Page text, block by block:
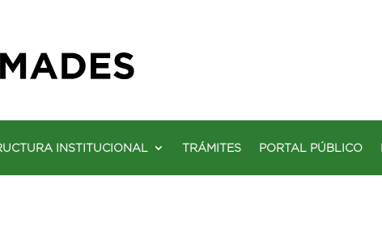
INSTITUCIONAL TRÁMITES PORTAL PÚBLICO